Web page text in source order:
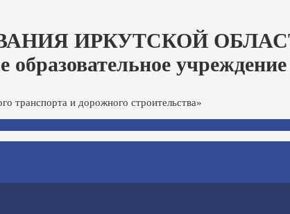
ИРКУТСКОЙ
образовательное
транспорта и дорожного строительства»